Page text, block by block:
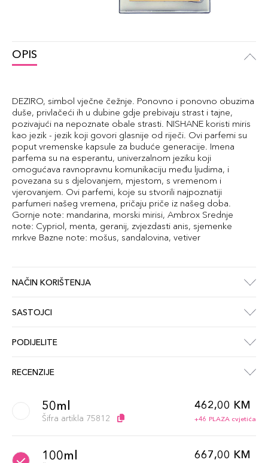
OPIS
DEZIRO, simbol vječne čežnje. Ponovno i ponovno obuzima
duše, privlačeći ih u dubine gdje prebivaju strast i tajne,
pozivajući na nepoznate obale strasti. NISHANE koristi miris
kao jezik - jezik koji govori glasnije od riječi. Ovi parfemi su
poput vremenske kapsule za buduće generacije. Imena
parfema su na esperantu, univerzalnom jeziku koji
omogućava ravnopravnu komunikaciju među ljudima, i
povezana su s djelovanjem, mjestom, s vremenom i
vjerovanjem. Ovi parfemi, koje su stvorili najpoznatiji
parfumeri našeg vremena, pričaju priče iz našeg doba.
Gornje note: mandarina, morski mirisi, Ambrox Srednje
note: Cypriol, menta, geranij, zvjezdasti anis, sjemenke
mrkve Bazne note: mošus, sandalovina, vetiver
NAČIN KORIŠTENJA
SASTOJCI
PODIJELITE
RECENZIJE
50ml
Šifra artikla 75812
462,00 KM
+46 PLAZA cvjetića
100ml 667,00 KM